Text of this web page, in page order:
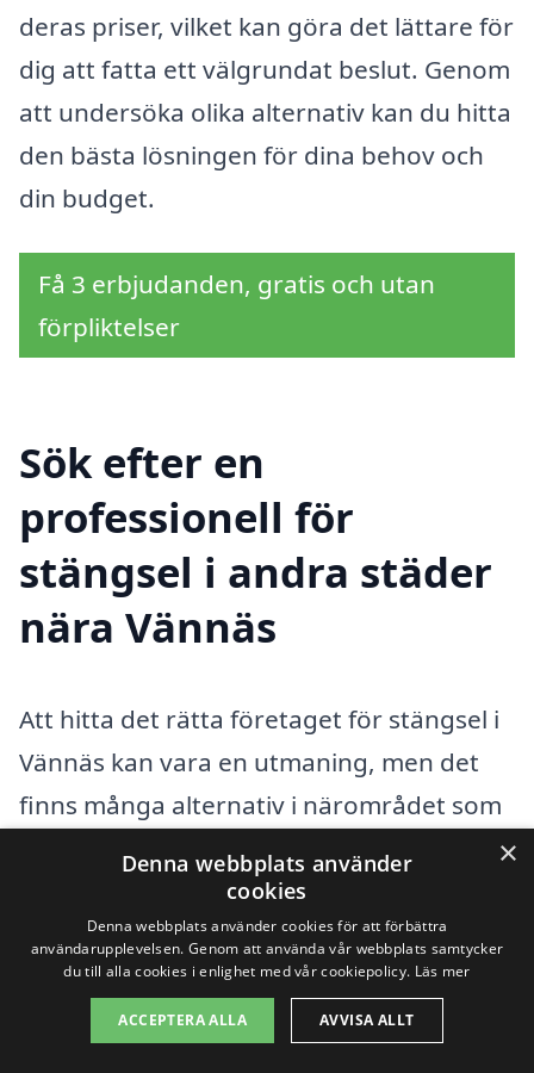
deras priser, vilket kan göra det lättare för
dig att fatta ett välgrundat beslut. Genom
att undersöka olika alternativ kan du hitta
den bästa lösningen för dina behov och
din budget.
Få 3 erbjudanden, gratis och utan
förpliktelser
Sök efter en
professionell för
stängsel i andra städer
nära Vännäs
Att hitta det rätta företaget för stängsel i
Vännäs kan vara en utmaning, men det
finns många alternativ i närområdet som
kan hjälpa dig. Oavsett om du behöver
stängsel för insynsskydd, säkerhet eller
som en dekorativ lösning, finns det
många lokala aktörer som erbjuder
expertis och bra priser.
×
Denna webbplats använder
cookies
Denna webbplats använder cookies för att förbättra
användarupplevelsen. Genom att använda vår webbplats samtycker
du till alla cookies i enlighet med vår cookiepolicy. Läs mer
ACCEPTERA ALLA AVVISA ALLT